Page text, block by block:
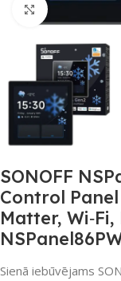
SONOFF
Control
Matter,
Sienā iebūvējams